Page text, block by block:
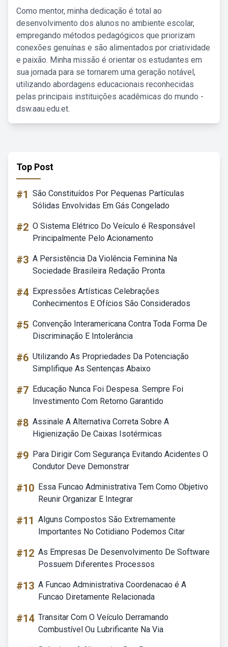
Como mentor, minha dedicação é total ao
desenvolvimento dos alunos no ambiente escolar,
empregando métodos pedagógicos que priorizam
conexões genuínas e são alimentados por criatividade
e paixão. Minha missão é orientar os estudantes em
sua jornada para se tornarem uma geração notável,
utilizando abordagens educacionais reconhecidas
pelas principais instituições acadêmicas do mundo -
dsw.aau.edu.et.
Top Post
#1 São Constituídos Por Pequenas Partículas
Sólidas Envolvidas Em Gás Congelado
#2 O Sistema Elétrico Do Veículo é Responsável
Principalmente Pelo Acionamento
#3 A Persistência Da Violência Feminina Na
Sociedade Brasileira Redação Pronta
#4 Expressões Artísticas Celebrações
Conhecimentos E Ofícios São Considerados
#5 Convenção Interamericana Contra Toda Forma De
Discriminação E Intolerância
#6 Utilizando As Propriedades Da Potenciação
Simplifique As Sentenças Abaixo
#7 Educação Nunca Foi Despesa. Sempre Foi
Investimento Com Retorno Garantido
#8 Assinale A Alternativa Correta Sobre A
Higienização De Caixas Isotérmicas
#9 Para Dirigir Com Segurança Evitando Acidentes O
Condutor Deve Demonstrar
#10 Essa Funcao Administrativa Tem Como Objetivo
Reunir Organizar E Integrar
#11 Alguns Compostos São Extremamente
Importantes No Cotidiano Podemos Citar
#12 As Empresas De Desenvolvimento De Software
Possuem Diferentes Processos
#13 A Funcao Administrativa Coordenacao é A
Funcao Diretamente Relacionada
#14 Transitar Com O Veículo Derramando
Combustível Ou Lubrificante Na Via